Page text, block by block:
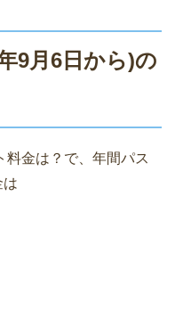
9月6日から)の
料金は？で、年間パス
は